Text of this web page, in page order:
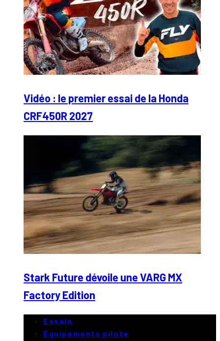
Vidéo : le premier essai de la Honda
CRF450R 2027
Stark Future dévoile une VARG MX
Factory Edition
Essais
Équipements pilote